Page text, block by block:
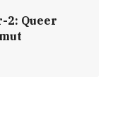
2: Queer